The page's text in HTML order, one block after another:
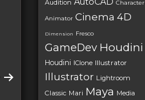
Audition Character
Animator Cinema 4D
Dimension Fresco
GameDev Houdini
Houdini IClone Illustrator
Illustrator Lightroom
Classic Mari Maya
Media